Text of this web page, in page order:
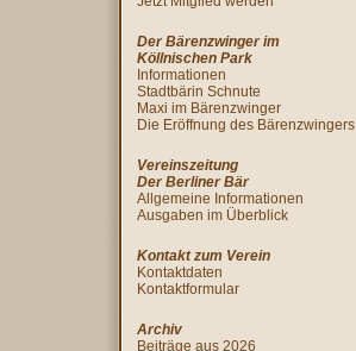
Der Bärenzwinger im
Köllnischen Park
Informationen
Stadtbärin Schnute
Maxi im Bärenzwinger
Die Eröffnung des Bärenzwingers
Vereinszeitung
Der Berliner Bär
Allgemeine Informationen
Ausgaben im Überblick
Kontakt zum Verein
Kontaktdaten
Kontaktformular
Archiv
Beiträge aus 2026